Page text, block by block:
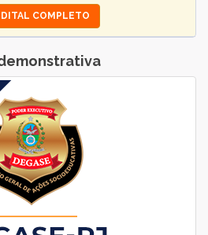
COMPLETO